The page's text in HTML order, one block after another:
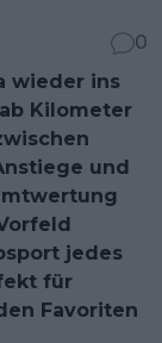
0
wieder ins
Kilometer
und
jedes
für
Favoriten